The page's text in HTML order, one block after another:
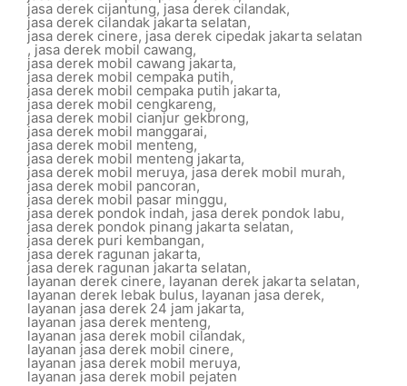
jasa derek cijantung, jasa derek cilandak,
jasa derek cilandak jakarta selatan,
jasa derek cinere, jasa derek cipedak jakarta selatan
, jasa derek mobil cawang,
jasa derek mobil cawang jakarta,
jasa derek mobil cempaka putih,
jasa derek mobil cempaka putih jakarta,
jasa derek mobil cengkareng,
jasa derek mobil cianjur gekbrong,
jasa derek mobil manggarai,
jasa derek mobil menteng,
jasa derek mobil menteng jakarta,
jasa derek mobil meruya,jasa derek mobil murah,
jasa derek mobil pancoran,
jasa derek mobil pasar minggu,
jasa derek pondok indah, jasa derek pondok labu,
jasa derek pondok pinang jakarta selatan,
jasa derek puri kembangan,
jasa derek ragunan jakarta,
jasa derek ragunan jakarta selatan,
layanan derek cinere, layanan derek jakarta selatan,
layanan derek lebak bulus, layanan jasa derek,
layanan jasa derek 24 jam jakarta,
layanan jasa derek menteng,
layanan jasa derek mobil cilandak,
layanan jasa derek mobil cinere,
layanan jasa derek mobil meruya,
layanan jasa derek mobil pejaten